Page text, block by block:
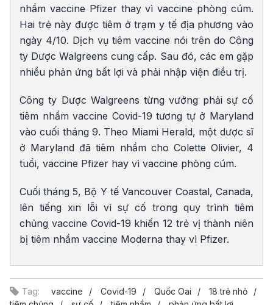
nhầm vaccine Pfizer thay vì vaccine phòng cúm.
Hai trẻ này được tiêm ở trạm y tế địa phương vào
ngày 4/10. Dịch vụ tiêm vaccine nói trên do Công
ty Dược Walgreens cung cấp. Sau đó, các em gặp
nhiều phản ứng bất lợi và phải nhập viện điều trị.
Công ty Dược Walgreens từng vướng phải sự cố
tiêm nhầm vaccine Covid-19 tương tự ở Maryland
vào cuối tháng 9. Theo Miami Herald, một dược sĩ
ở Maryland đã tiêm nhầm cho Colette Olivier, 4
tuổi, vaccine Pfizer hay vì vaccine phòng cúm.
Cuối tháng 5, Bộ Y tế Vancouver Coastal, Canada,
lên tiếng xin lỗi vì sự cố trong quy trình tiêm
chủng vaccine Covid-19 khiến 12 trẻ vị thành niên
bị tiêm nhầm vaccine Moderna thay vì Pfizer.
Tag: vaccine Covid-19 Quốc Oai
18 trẻ nhỏ